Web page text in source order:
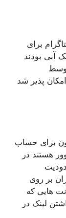
برای
آبی بودند
توسط
پذیر شد
برای حساب
10 هزار فالوور هستند در
بر روی
هایی که
لینک در